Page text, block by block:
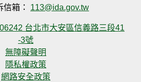
信箱： 113@ida.gov.tw
台北市大安區信義路三段41
-3號
無障礙聲明
隱私權政策
網路安全政策